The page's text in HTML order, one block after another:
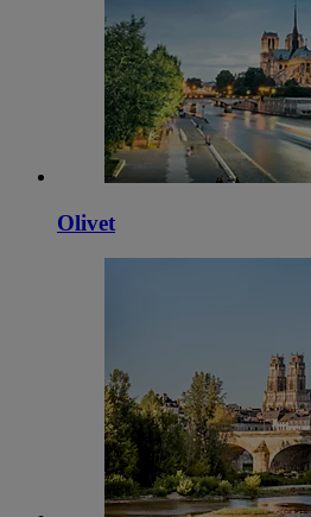
Olivet